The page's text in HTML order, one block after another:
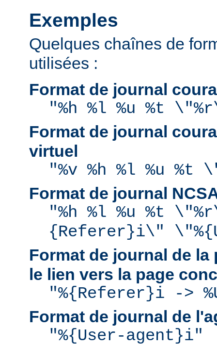
Exemples
Quelques chaînes de
utilisées :
Format de journal
"%h %l %u %t
Format de journal
virtuel
"%v %h %l %u %t
Format de journal
"%h %l %u %t
{Referer}i\"
Format de journal de
le lien vers la page
"%{Referer}i ->
Format de journal de
"%{User-agent}i"